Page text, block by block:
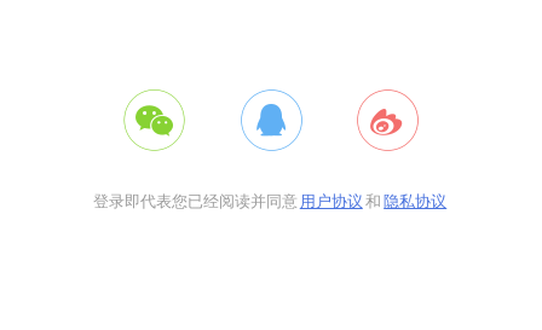
登录即代表您已经阅读并同意用户协议和隐私协议